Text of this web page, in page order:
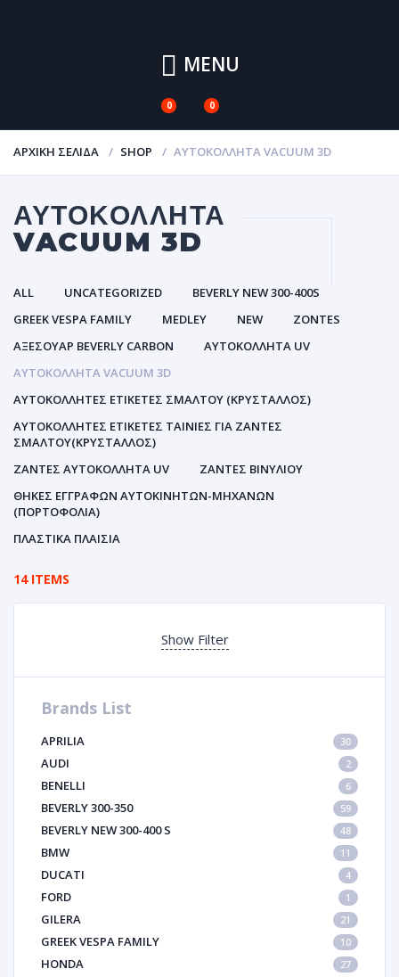
MENU
0 0
ΑΡΧΙΚΉ ΣΕΛΊΔΑ SHOP ΑΥΤΟΚΌΛΛΗΤΑ VACUUM 3D
ΑΥΤΟΚΌΛΛΗΤΑ
VACUUM 3D
ALL UNCATEGORIZED
BEVERLY NEW 300-400S
GREEK VESPA FAMILY
MEDLEY NEW
ZONTES
ΑΞΕΣΟΥΑΡ BEVERLY CARBON
ΑΥΤΟΚΌΛΛΗΤΑ UV
ΑΥΤΟΚΌΛΛΗΤΑ VACUUM 3D
ΑΥΤΟΚΌΛΛΗΤΕΣ ΕΤΙΚΈΤΕΣ ΣΜΆΛΤΟΥ (ΚΡΥΣΤΑΛΛΟΣ)
ΑΥΤΟΚΌΛΛΗΤΕΣ ΕΤΙΚΈΤΕΣ ΤΑΙΝΊΕΣ ΓΙΑ ΖΆΝΤΕΣ
ΣΜΆΛΤΟΥ(ΚΡΎΣΤΑΛΛΟΣ)
ΖΆΝΤΕΣ ΑΥΤΟΚΌΛΛΗΤΑ UV
ΖΆΝΤΕΣ ΒΙΝΥΛΊΟΥ
ΘΉΚΕΣ ΕΓΓΡΆΦΩΝ ΑΥΤΟΚΙΝΗΤΩΝ-ΜΗΧΑΝΩΝ
(ΠΟΡΤΟΦΌΛΙΑ)
ΠΛΑΣΤΙΚΆ ΠΛΑΊΣΙΑ
14 ITEMS
Show Filter
Brands List
APRILIA 30
AUDI 2
BENELLI 6
BEVERLY 300-350 59
BEVERLY NEW 300-400 S 48
BMW 11
DUCATI 4
FORD 1
GILERA 21
GREEK VESPA FAMILY 10
HONDA 27